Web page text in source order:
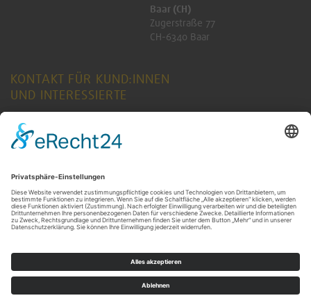
Baar (CH)
Zugerstraße 77
CH-6340 Baar
KONTAKT FÜR KUND:INNEN
UND INTERESSIERTE
ANFRAGE SENDEN
KONTAKT FÜR RENTNER:INNEN
ANFRAGE SENDEN